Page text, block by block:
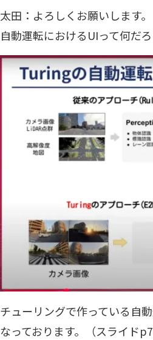
太田：よろしくお願いします
自動運転におけるUIって何だ
チューリングで作っている自
なっております。（スライド